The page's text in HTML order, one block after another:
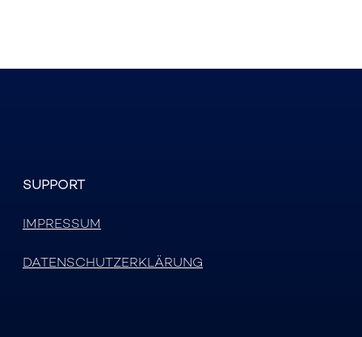
SUPPORT
IMPRESSUM
DATENSCHUTZERKLÄRUNG